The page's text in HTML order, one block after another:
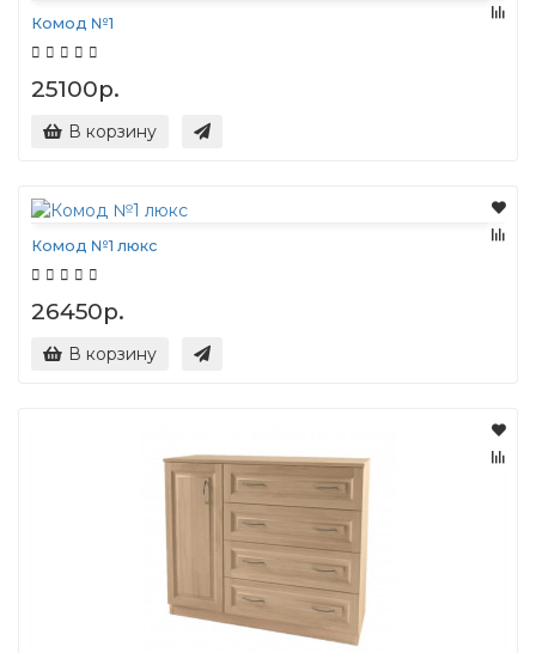
Комод №1
25100р.
В корзину
Комод №1 люкс
26450р.
В корзину